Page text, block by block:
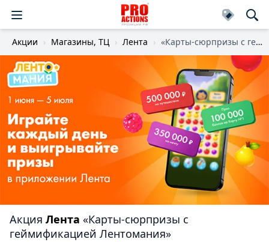
Акции Магазины, ТЦ Лента «Карты-сюрпризы с геймификацией Лентомания»
Акция Лента «Карты-сюрпризы с
геймификацией Лентомания»